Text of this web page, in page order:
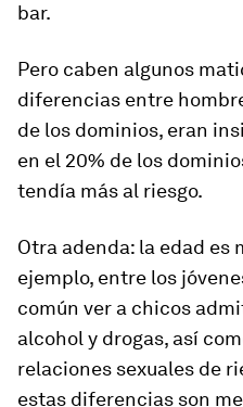
bar.
Pero caben algunos
diferencias entre
de los dominios, eran
en el 20% de los
tendía más al riesgo.
Otra adenda: la edad es
ejemplo, entre los
común ver a chicos
alcohol y drogas, así
relaciones sexuales de
estas diferencias son